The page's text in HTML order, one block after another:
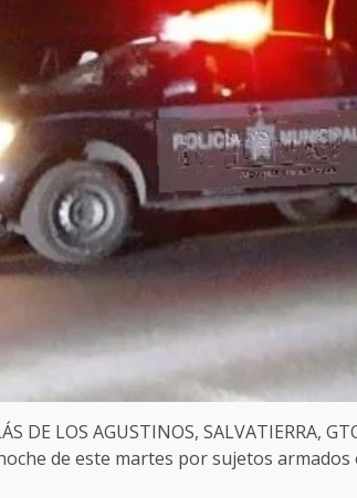
DE LOS AGUSTINOS, SALVATIERRA,
de este martes por sujetos armados